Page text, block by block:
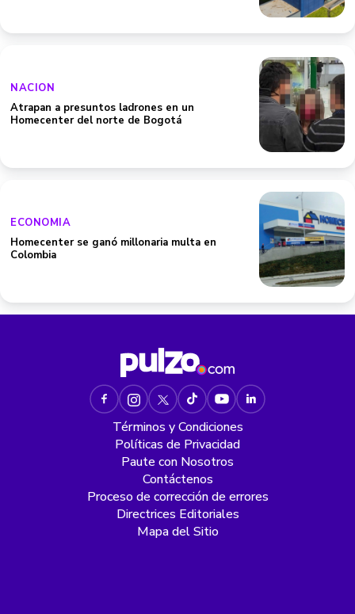
NACION
Atrapan a presuntos ladrones en un
Homecenter del norte de Bogotá
ECONOMIA
Homecenter se ganó millonaria multa en
Colombia
Términos y Condiciones
Políticas de Privacidad
Paute con Nosotros
Contáctenos
Proceso de corrección de errores
Directrices Editoriales
Mapa del Sitio